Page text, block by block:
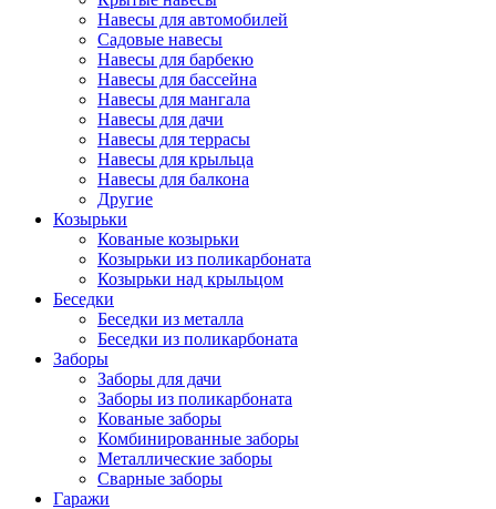
Навесы для автомобилей
Садовые навесы
Навесы для барбекю
Навесы для бассейна
Навесы для мангала
Навесы для дачи
Навесы для террасы
Навесы для крыльца
Навесы для балкона
Другие
Козырьки
Кованые козырьки
Козырьки из поликарбоната
Козырьки над крыльцом
Беседки
Беседки из металла
Беседки из поликарбоната
Заборы
Заборы для дачи
Заборы из поликарбоната
Кованые заборы
Комбинированные заборы
Металлические заборы
Сварные заборы
Гаражи